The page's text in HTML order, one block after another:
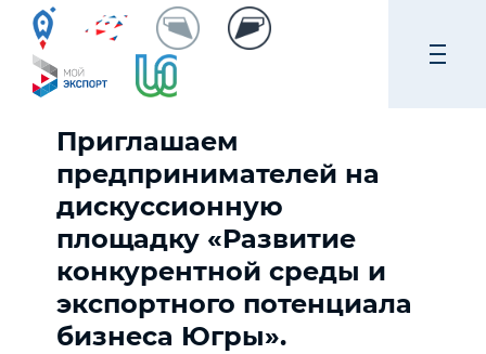
Приглашаем
предпринимателей на
дискуссионную
площадку «Развитие
конкурентной среды и
экспортного потенциала
бизнеса Югры».